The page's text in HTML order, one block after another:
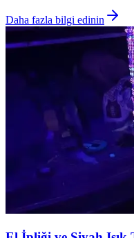
Daha fazla bilgi edinin